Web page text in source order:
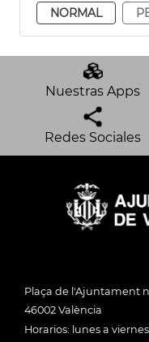
NORMAL
Nuestras Apps
Redes Sociales
Plaça de l'Ajuntament
46002 València
Horarios: lunes a